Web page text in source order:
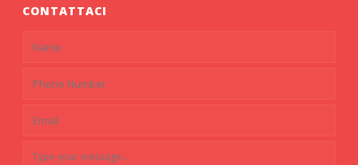
CONTATTACI